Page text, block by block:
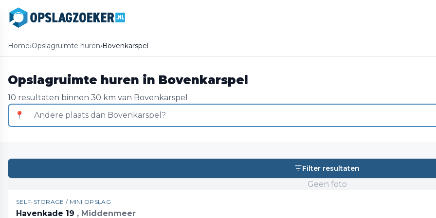
Home›Opslagruimte huren›Bovenkarspel
Opslagruimte huren in Bovenkarspel
10 resultaten binnen 30 km van Bovenkarspel
📍
Filter resultaten
Geen foto
SELF-STORAGE / MINI OPSLAG
Havenkade 19 , Middenmeer